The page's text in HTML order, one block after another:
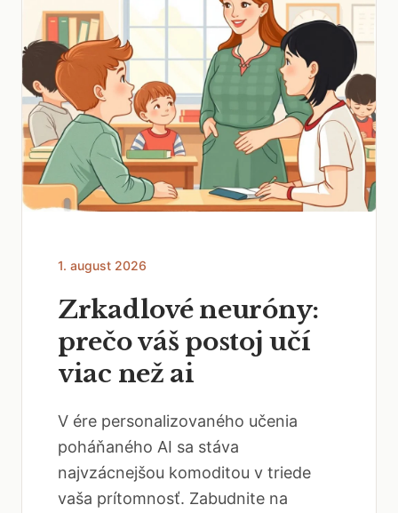
1. august 2026
Zrkadlové neuróny:
prečo váš postoj učí
viac než ai
V ére personalizovaného učenia
poháňaného AI sa stáva
najvzácnejšou komoditou v triede
vaša prítomnosť. Zabudnite na